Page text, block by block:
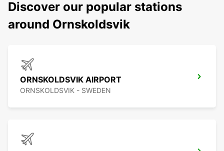
Discover our popular stations
around Ornskoldsvik
ORNSKOLDSVIK AIRPORT
ORNSKOLDSVIK - SWEDEN